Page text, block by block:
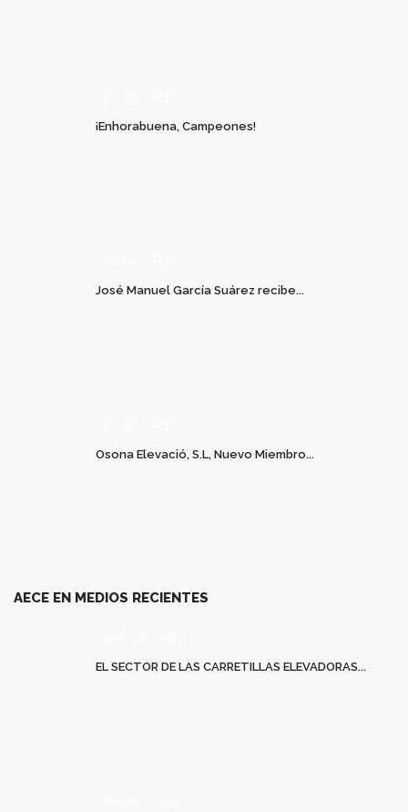
¡Enhorabuena, Campeones!
José Manuel García Suárez recibe...
Osona Elevació, S.L, Nuevo Miembro...
AECE EN MEDIOS RECIENTES
EL SECTOR DE LAS CARRETILLAS ELEVADORAS...